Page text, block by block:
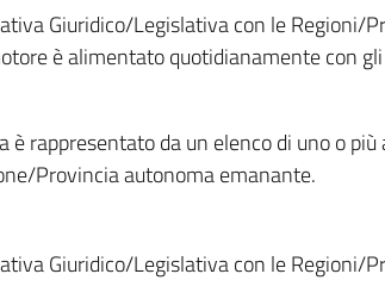
Giuridico/Legislativa con le
è alimentato quotidianamente con
rappresentato da un elenco di uno o
Provincia autonoma emanante.
Giuridico/Legislativa con le